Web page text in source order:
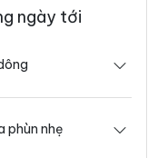
ngày tới
phùn nhẹ